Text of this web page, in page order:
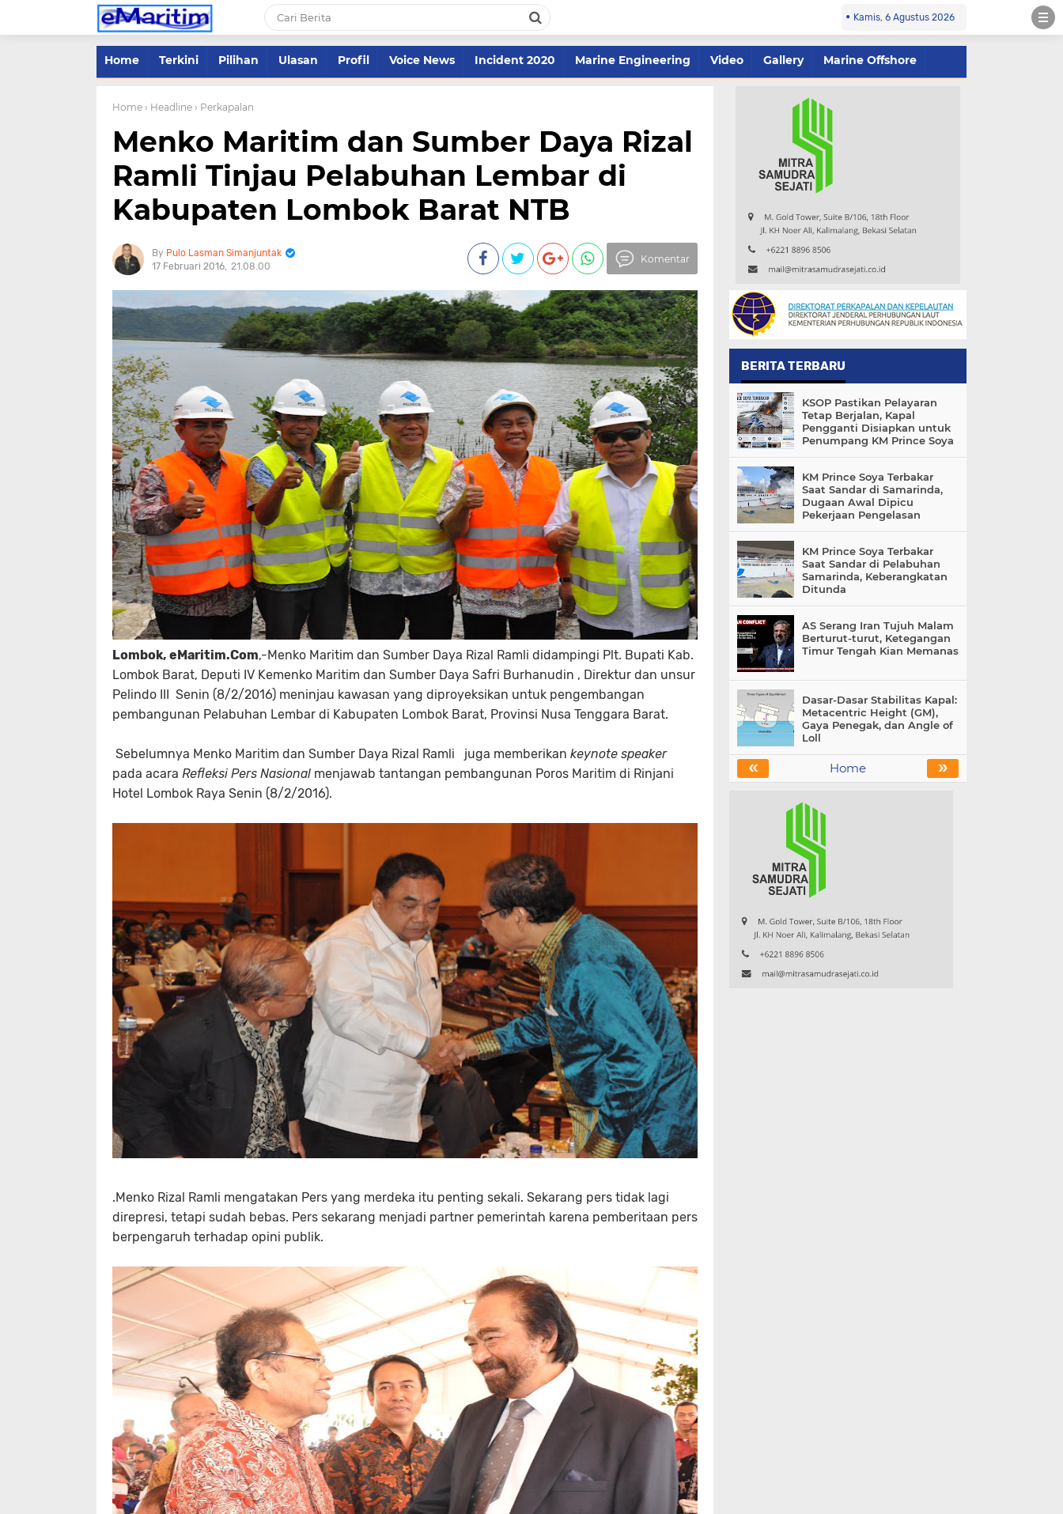
Kamis, 6 Agustus 2026
Home Terkini Pilihan Ulasan Profil Voice News Incident 2020 Marine Engineering Video Gallery Marine Offshore
Home › Headline › Perkapalan
Menko Maritim dan Sumber Daya Rizal
Ramli Tinjau Pelabuhan Lembar di
Kabupaten Lombok Barat NTB
Pulo Lasman Simanjuntak
17 Februari 2016 21.08.00
Komentar
Lombok, eMaritim.Com,-Menko Maritim dan Sumber Daya Rizal Ramli didampingi Plt. Bupati Kab.
Lombok Barat, Deputi IV Kemenko Maritim dan Sumber Daya Safri Burhanudin , Direktur dan unsur
Pelindo III Senin (8/2/2016) meninjau kawasan yang diproyeksikan untuk pengembangan
pembangunan Pelabuhan Lembar di Kabupaten Lombok Barat, Provinsi Nusa Tenggara Barat.
Sebelumnya Menko Maritim dan Sumber Daya Rizal Ramli juga memberikan keynote speaker
pada acara Refleksi Pers Nasional menjawab tantangan pembangunan Poros Maritim di Rinjani
Hotel Lombok Raya Senin (8/2/2016).
.Menko Rizal Ramli mengatakan Pers yang merdeka itu penting sekali. Sekarang pers tidak lagi
direpresi, tetapi sudah bebas. Pers sekarang menjadi partner pemerintah karena pemberitaan pers
berpengaruh terhadap opini publik.
BERITA TERBARU
KSOP Pastikan Pelayaran
Tetap Berjalan, Kapal
Pengganti Disiapkan untuk
Penumpang KM Prince Soya
KM Prince Soya Terbakar
Saat Sandar di Samarinda,
Dugaan Awal Dipicu
Pekerjaan Pengelasan
KM Prince Soya Terbakar
Saat Sandar di Pelabuhan
Samarinda, Keberangkatan
Ditunda
AS Serang Iran Tujuh Malam
Berturut-turut, Ketegangan
Timur Tengah Kian Memanas
Dasar-Dasar Stabilitas Kapal:
Metacentric Height (GM),
Gaya Penegak, dan Angle of
Loll
« »
Home